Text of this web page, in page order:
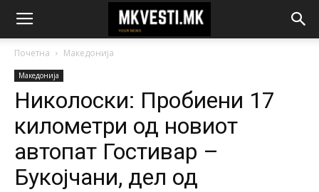
Почетна Македонија
Македонија
Николоски: Пробиени 17
километри од новиот
автопат Гостивар –
Букојчани, дел од